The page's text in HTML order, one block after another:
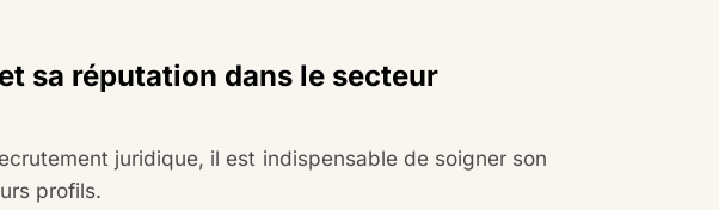
sa réputation dans le secteur
juridique, il est indispensable de soigner son
profils.